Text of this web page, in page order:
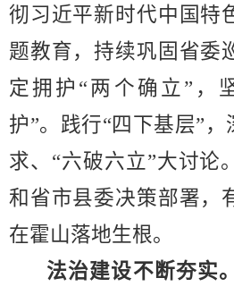
彻习近平新时代中国特
题教育，持续巩固省委
定拥护 “ 两个确立 ” ，
护”。践行“四下基层” ，
求、 “六破六立”大讨论
和省市县委决策部署，
在霍山落地生根。
法治建设不断夯实。